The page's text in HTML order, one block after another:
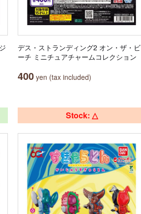
デス・ストランディング2 オン・ザ・ビ
ーチ ミニチュアチャームコレクション
400 yen (tax included)
Stock: △